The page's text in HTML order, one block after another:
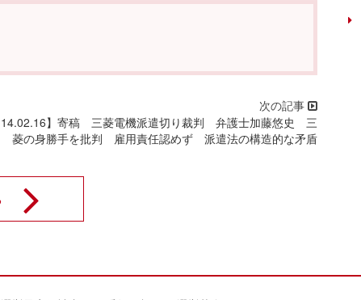
14.02.16】寄稿 三菱電機派遣切り裁判 弁護士加藤悠史 三
菱の身勝手を批判 雇用責任認めず 派遣法の構造的な矛盾